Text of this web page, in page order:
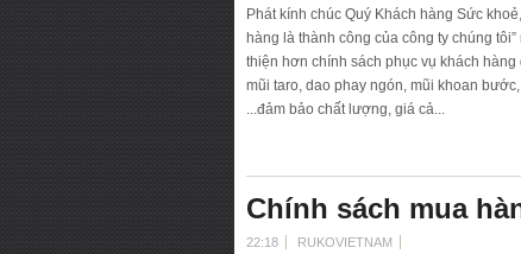
Phát kính chúc Quý Khách hàng Sức
hàng là thành công của công ty chúng
thiện hơn chính sách phục vụ khách
mũi taro, dao phay ngón, mũi khoan
...đảm bảo chất lượng, giá cả...
Chính sách mua
22:18 RUKOVIETNAM